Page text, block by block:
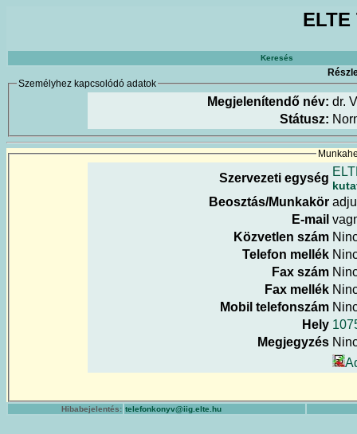
Keresés
Személyhez kapcsolódó adatok
Megjelenítendő név: dr.
Státusz:
Szervezeti egység
Beosztás/Munkakör
E-mail
Közvetlen szám
Telefon mellék
Fax szám
Fax mellék
Mobil telefonszám
Hely
Megjegyzés
Hibabejelentés: telefonkonyv@iig.elte.hu